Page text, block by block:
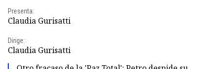
Presenta:
Claudia Gurisatti
Dirige:
Claudia Gurisatti